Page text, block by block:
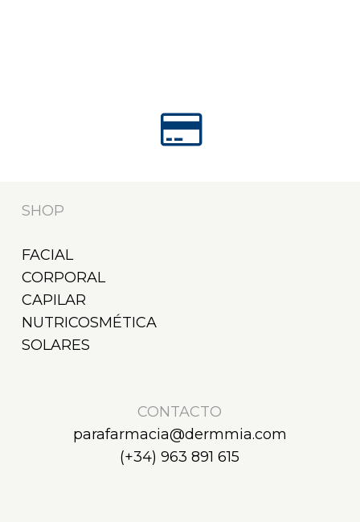
SHOP
FACIAL
CORPORAL
CAPILAR
NUTRICOSMÉTICA
SOLARES
CONTACTO
parafarmacia@dermmia.com
(+34) 963 891 615